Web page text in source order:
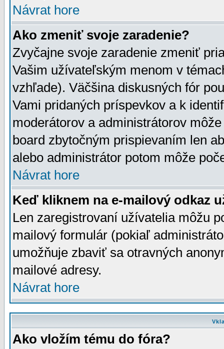
Návrat hore
Ako zmeniť svoje zaradenie?
Zvyčajne svoje zaradenie zmeniť
Vašim užívateľským menom v
vzhľade). Väčšina diskusných fór
Vami pridaných príspevkov a k
moderátorov a administrátorov
board zbytočným prispievaním len
alebo administrátor potom môže
Návrat hore
Keď kliknem na e-mailový odkaz
Len zaregistrovaní užívatelia môžu
mailový formulár (pokiaľ
umožňuje zbaviť sa otravných
mailové adresy.
Návrat hore
Ako vložím tému do fóra?